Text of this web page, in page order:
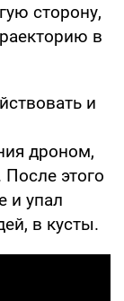
сторону,
в
и
дроном,
этого
и упал
в кусты.